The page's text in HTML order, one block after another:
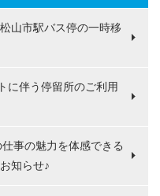
山市駅バス停の一時移
に伴う停留所のご利用
仕事の魅力を体感できる
知らせ♪